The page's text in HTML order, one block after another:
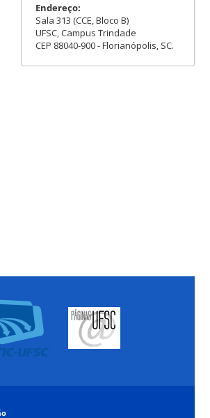
Endereço:
Sala 313 (CCE, Bloco B)
UFSC, Campus Trindade
CEP 88040-900 - Florianópolis, SC.